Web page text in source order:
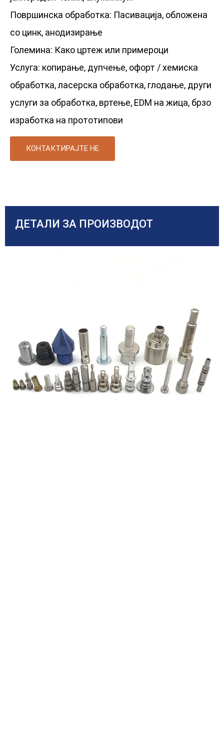
Површинска обработка: Пасивација, обложена
со цинк, анодизирање
Големина: Како цртеж или примероци
Услуга: копирање, дупчење, офорт / хемиска
обработка, ласерска обработка, глодање, други
услуги за обработка, вртење, EDM на жица, брзо
изработка на прототипови
КОНТАКТИРАЈТЕ НЕ
ДЕТАЛИ ЗА ПРОИЗВОДОТ